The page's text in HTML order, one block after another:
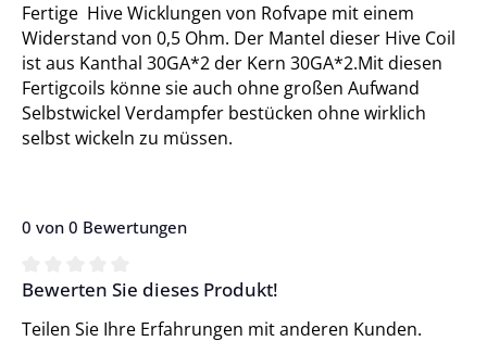
Fertige Hive Wicklungen von Rofvape mit einem
Widerstand von 0,5 Ohm. Der Mantel dieser Hive Coil
ist aus Kanthal 30GA*2 der Kern 30GA*2.Mit diesen
Fertigcoils könne sie auch ohne großen Aufwand
Selbstwickel Verdampfer bestücken ohne wirklich
selbst wickeln zu müssen.
0 von 0 Bewertungen
Durchschnittliche Bewertung von 0 von 5 Sternen
Bewerten Sie dieses Produkt!
Teilen Sie Ihre Erfahrungen mit anderen Kunden.